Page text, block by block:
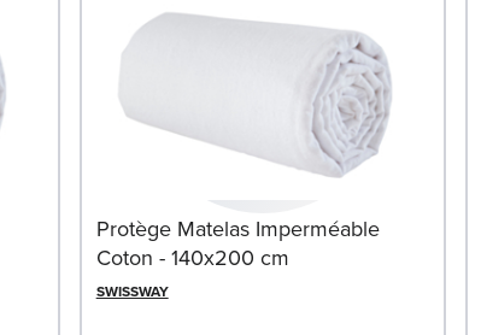
Protège Matelas Imperméable
Coton - 140x200 cm
SWISSWAY